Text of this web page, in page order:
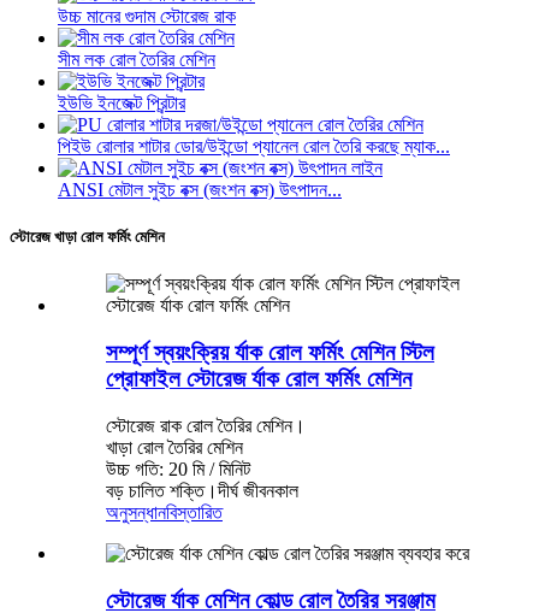
উচ্চ মানের গুদাম স্টোরেজ রাক
সীম লক রোল তৈরির মেশিন
ইউভি ইনজেক্ট প্রিন্টার
পিইউ রোলার শাটার ডোর/উইন্ডো প্যানেল রোল তৈরি করছে ম্যাক...
ANSI মেটাল সুইচ বক্স (জংশন বক্স) উৎপাদন...
স্টোরেজ খাড়া রোল ফর্মিং মেশিন
সম্পূর্ণ স্বয়ংক্রিয় র্যাক রোল ফর্মিং মেশিন স্টিল
প্রোফাইল স্টোরেজ র্যাক রোল ফর্মিং মেশিন
স্টোরেজ রাক রোল তৈরির মেশিন।
খাড়া রোল তৈরির মেশিন
উচ্চ গতি: 20 মি / মিনিট
বড় চালিত শক্তি।দীর্ঘ জীবনকাল
অনুসন্ধানবিস্তারিত
স্টোরেজ র্যাক মেশিন কোল্ড রোল তৈরির সরঞ্জাম